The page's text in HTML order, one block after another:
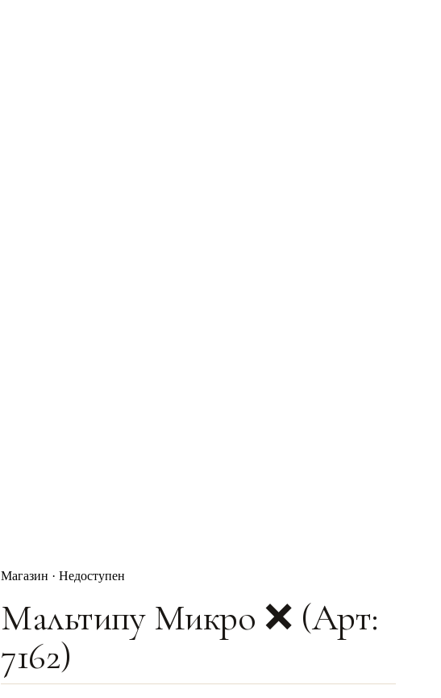
Магазин · Недоступен
Мальтипу Микро ❌ (Арт:
7162)